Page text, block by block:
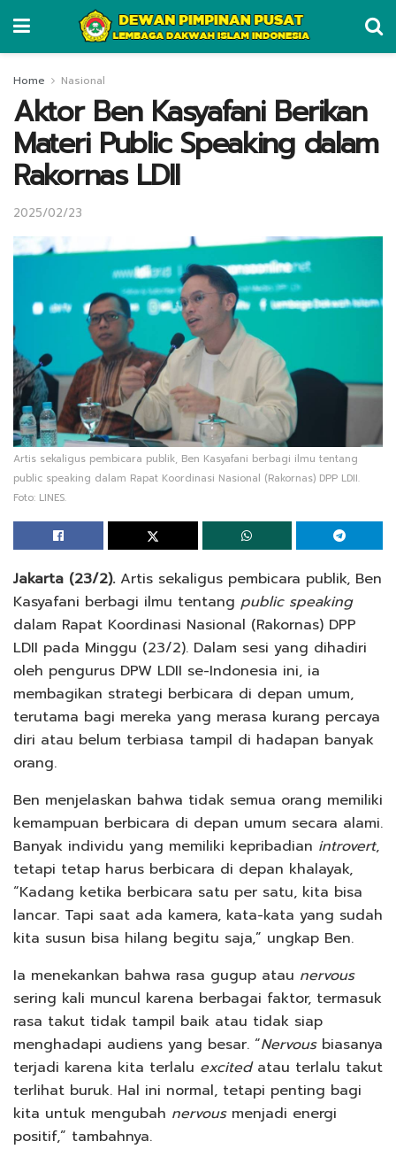
Home Nasional
Aktor Ben Kasyafani Berikan
Materi Public Speaking dalam
Rakornas LDII
2025/02/23
Artis sekaligus pembicara publik, Ben Kasyafani berbagi ilmu tentang
public speaking dalam Rapat Koordinasi Nasional (Rakornas) DPP LDII.
Foto: LINES.
Jakarta (23/2).Artis sekaligus pembicara publik, Ben
Kasyafani berbagi ilmu tentang public speaking
dalam Rapat Koordinasi Nasional (Rakornas) DPP
LDII pada Minggu (23/2). Dalam sesi yang dihadiri
oleh pengurus DPW LDII se-Indonesia ini, ia
membagikan strategi berbicara di depan umum,
terutama bagi mereka yang merasa kurang percaya
diri atau belum terbiasa tampil di hadapan banyak
orang.
Ben menjelaskan bahwa tidak semua orang memiliki
kemampuan berbicara di depan umum secara alami.
Banyak individu yang memiliki kepribadian introvert,
tetapi tetap harus berbicara di depan khalayak,
“Kadang ketika berbicara satu per satu, kita bisa
lancar. Tapi saat ada kamera, kata-kata yang sudah
kita susun bisa hilang begitu saja,” ungkap Ben.
Ia menekankan bahwa rasa gugup atau nervous
sering kali muncul karena berbagai faktor, termasuk
rasa takut tidak tampil baik atau tidak siap
menghadapi audiens yang besar. “Nervousbiasanya
terjadi karena kita terlalu excitedatau terlalu takut
terlihat buruk. Hal ini normal, tetapi penting bagi
kita untuk mengubah nervousmenjadi energi
positif,” tambahnya.